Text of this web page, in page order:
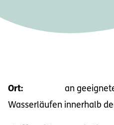
Ort: an geeigneten
Wasserläufen innerhalb